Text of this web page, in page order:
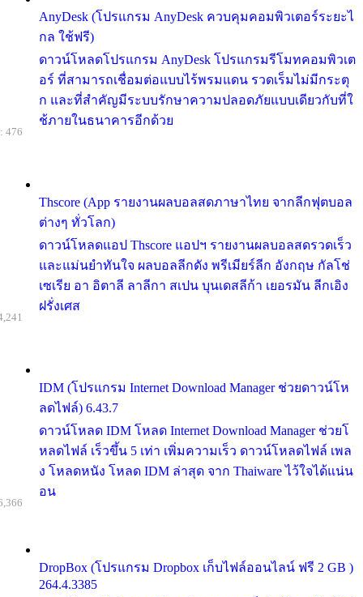
AnyDesk (โปรแกรม AnyDesk ควบคุมคอมพิวเตอร์ระยะไ
กล ใช้ฟรี)
ดาวน์โหลดโปรแกรม AnyDesk โปรแกรมรีโมทคอมพิวเต
อร์ ที่สามารถเชื่อมต่อแบบไร้พรมแดน รวดเร็มไม่มีกระตุ
ก และที่สำคัญมีระบบรักษาความปลอดภัยแบบเดียวกับที่ใ
ช้ภายในธนาคารอีกด้วย
Thscore (App รายงานผลบอลสดภาษาไทย จากลีกฟุตบอล
ต่างๆ ทั่วโลก)
ดาวน์โหลดแอป Thscore แอปฯ รายงานผลบอลสดรวดเร็ว
และแม่นยำทันใจ ผลบอลลีกดัง พรีเมียร์ลีก อังกฤษ กัลโช่
เซเรีย อา อิตาลี ลาลีกา สเปน บุนเดสลีก้า เยอรมัน ลีกเอิง
ฝรั่งเศส
476
IDM (โปรแกรม Internet Download Manager ช่วยดาวน์โห
ลดไฟล์) 6.43.7
ดาวน์โหลด IDM โหลด Internet Download Manager ช่วยโ
หลดไฟล์ เร็วขึ้น 5 เท่า เพิ่มความเร็ว ดาวน์โหลดไฟล์ เพล
ง โหลดหนัง โหลด IDM ล่าสุด จาก Thaiware ไว้ใจได้แน่น
อน
DropBox (โปรแกรม Dropbox เก็บไฟล์ออนไลน์ ฟรี 2 GB )
264.4.3385